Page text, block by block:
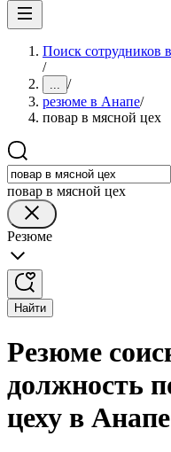
Поиск сотрудников
/
... /
резюме в Анапе/
повар в мясной цех
повар в мясной цех
Резюме
Найти
Резюме
должность
цеху в Анапе